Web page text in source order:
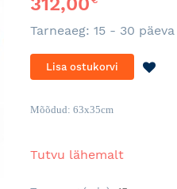
Tarneaeg: 15 - 30 päeva
Lisa ostukorvi
Mõõdud: 63x35cm
Tutvu lähemalt